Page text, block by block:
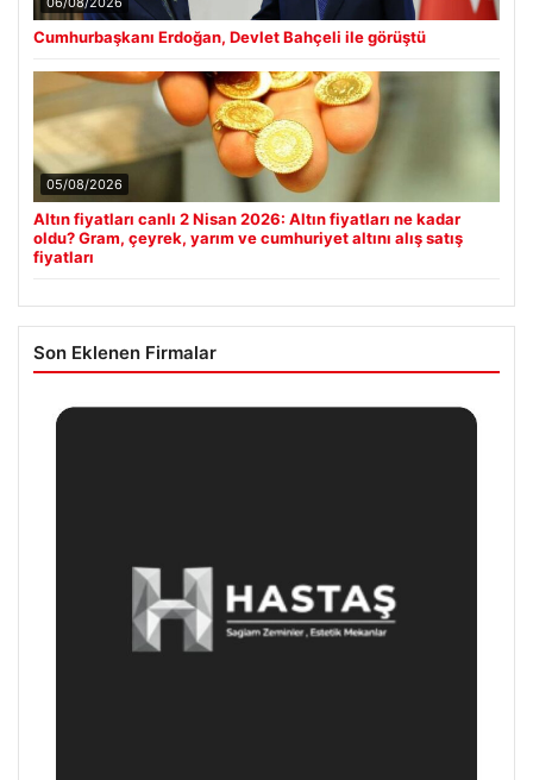
06/08/2026
Cumhurbaşkanı Erdoğan, Devlet Bahçeli ile görüştü
05/08/2026
Altın fiyatları canlı 2 Nisan 2026: Altın fiyatları ne kadar
fiyatları